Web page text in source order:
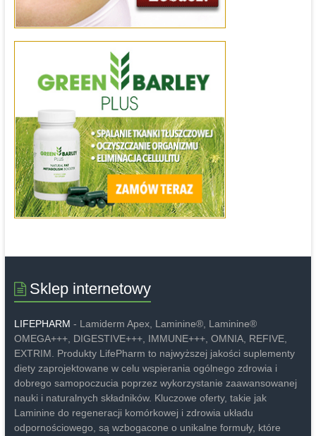
Sklep internetowy
LIFEPHARM - Lamiderm Apex, Laminine®, Laminine®
OMEGA+++, DIGESTIVE+++, IMMUNE+++, OMNIA, REFIVE,
EXTRIM. Produkty LifePharm to najwyższej jakości suplementy
diety zaprojektowane w celu wspierania ogólnego zdrowia i
dobrego samopoczucia poprzez wykorzystanie zaawansowanej
nauki i naturalnych składników. Kluczowe oferty, takie jak
Laminine do regeneracji komórkowej i zdrowia układu
odpornościowego, są wzbogacone o unikalne formuły, które